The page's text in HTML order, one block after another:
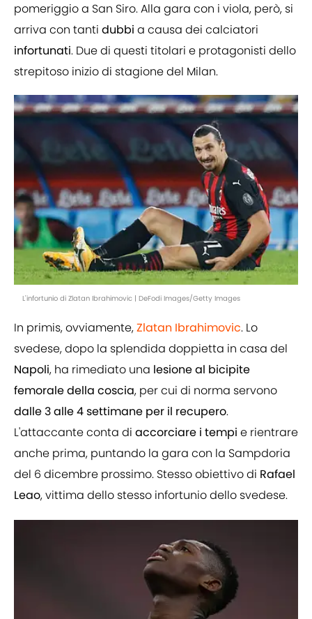
pomeriggio a San Siro. Alla gara con i viola, però, si
arriva con tanti dubbi a causa dei calciatori
infortunati. Due di questi titolari e protagonisti dello
strepitoso inizio di stagione del Milan.
L'infortunio di Zlatan Ibrahimovic | DeFodi Images/Getty Images
In primis, ovviamente,Zlatan Ibrahimovic. Lo
svedese, dopo la splendida doppietta in casa del
Napoli, ha rimediato una lesione al bicipite
femorale della coscia, per cui di norma servono
dalle 3 alle 4 settimane per il recupero.
L'attaccante conta di accorciare i tempi e rientrare
anche prima, puntando la gara con la Sampdoria
del 6 dicembre prossimo. Stesso obiettivo di Rafael
Leao, vittima dello stesso infortunio dello svedese.